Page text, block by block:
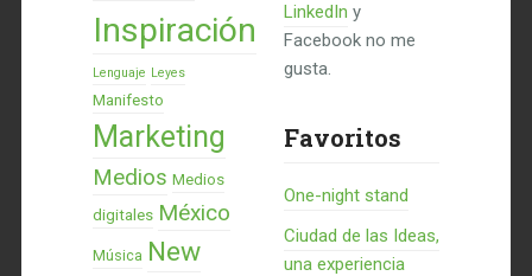
Inspiración
Lenguaje Leyes
Manifesto
Marketing
Medios Medios
digitales México
Música New
LinkedIn y
Facebook no me
gusta.
Favoritos
One-night stand
Ciudad de las Ideas,
una experiencia